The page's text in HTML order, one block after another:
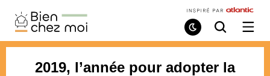
Bien
Chez
Moi
Mode
de
Recherche
/
2019, l’année pour adopter la